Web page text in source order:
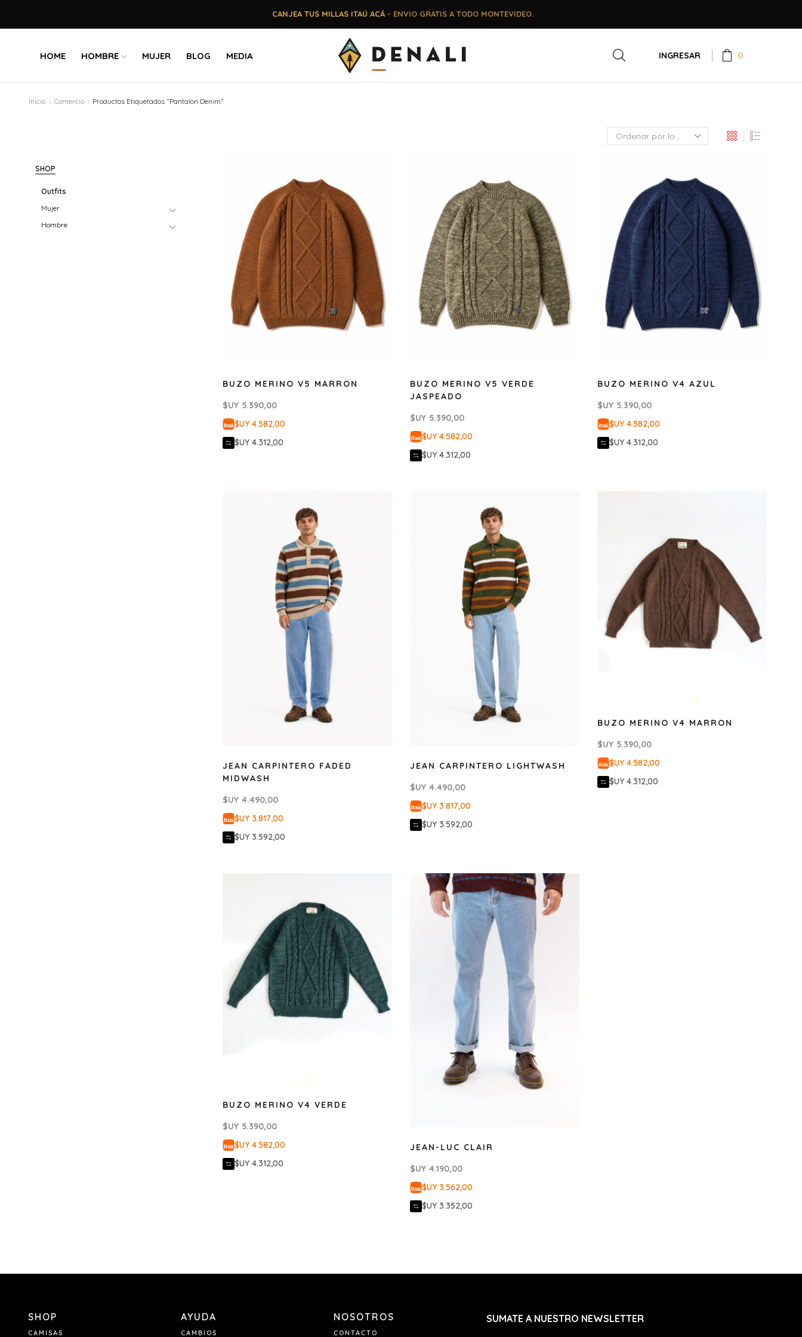
CANJEA TUS MILLAS ITAÚ ACÁ- ENVIO GRATIS A TODO MONTEVIDEO.
HOME HOMBRE MUJER BLOG MEDIA INGRESAR 0
Inicio Comercio Productos Etiquetados “Pantalon Denim”
BUZO MERINO V5 MARRON
$UY 5.390,00
$UY 4.582,00
$UY 4.312,00
BUZO MERINO V5 VERDE
JASPEADO
$UY 5.390,00
$UY 4.582,00
$UY 4.312,00
BUZO MERINO V4 AZUL
$UY 5.390,00
$UY 4.582,00
$UY 4.312,00
JEAN CARPINTERO FADED
MIDWASH
$UY 4.490,00
$UY 3.817,00
$UY 3.592,00
JEAN CARPINTERO LIGHTWASH
$UY 4.490,00
$UY 3.817,00
$UY 3.592,00
BUZO MERINO V4 MARRON
$UY 5.390,00
$UY 4.582,00
$UY 4.312,00
BUZO MERINO V4 VERDE
$UY 5.390,00
$UY 4.582,00
$UY 4.312,00
JEAN-LUC CLAIR
$UY 4.190,00
$UY 3.562,00
$UY 3.352,00
SHOP
Outfits
Mujer
Hombre
SHOP
CAMISAS
AYUDA
CAMBIOS
NOSOTROS
CONTACTO
SUMATE A NUESTRO NEWSLETTER